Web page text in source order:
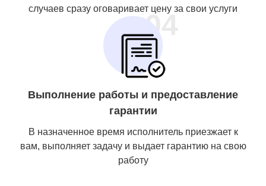
случаев сразу оговаривает цену за свои услуги
04
Выполнение работы и предоставление
гарантии
В назначенное время исполнитель приезжает к
вам, выполняет задачу и выдает гарантию на свою
работу